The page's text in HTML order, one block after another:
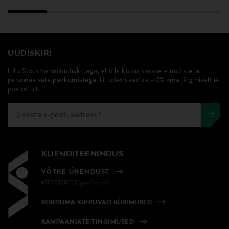
UUDISKIRI
Liitu Stockmanni uudiskirjaga, et olla kursis värskete uudiste ja
personaalsete pakkumistega. Liitudes saad ka -10% oma järgmiselt e-
poe ostult.
KLIENDITEENINDUS
VÕTKE ÜHENDUST
+372 6339539(pvm/mpm)
KORDUMA KIPPUVAD KÜSIMUSED
KAMPAANIATE TINGIMUSED